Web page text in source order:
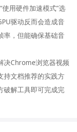
用硬件加速模式”选
驱动反而会造成音
率，但能确保基础音
决Chrome浏览器视频
持文档推荐的实践方
破解工具即可完成完